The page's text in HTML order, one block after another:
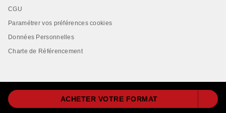
ACHETER VOTRE FORMAT
CGU
Paramétrer vos préférences cookies
Données Personnelles
Charte de Référencement
LIVRE DE POCHE© 2026